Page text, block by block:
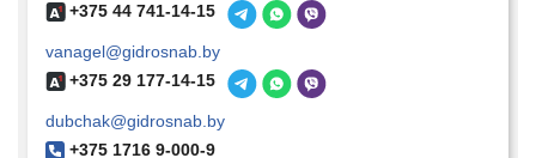
+375 44 741-14-15
vanagel@gidrosnab.by
+375 29 177-14-15
dubchak@gidrosnab.by
+375 1716 9-000-9